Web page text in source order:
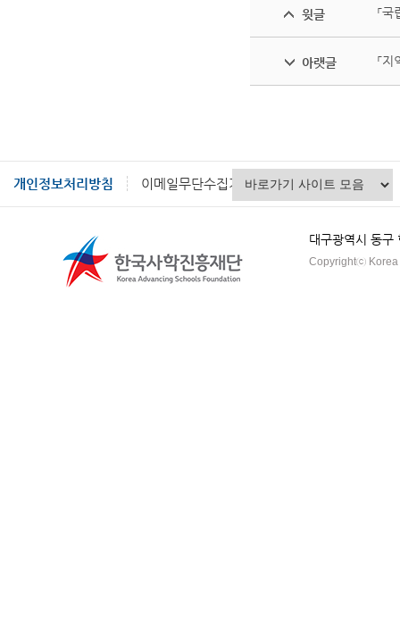
윗글 「
아랫글 「
개인정보처리방침 이메일무단수집거부
대구광역시 동
Copyrightⓒ Korea